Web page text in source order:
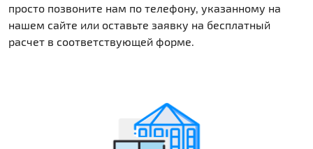
просто позвоните нам по телефону, указанному на
нашем сайте или оставьте заявку на бесплатный
расчет в соответствующей форме.